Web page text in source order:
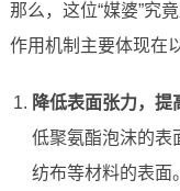
那么，这位“媒婆”究
作用机制主要体现在
降低表面张力，提
低聚氨酯泡沫的表
纺布等材料的表面